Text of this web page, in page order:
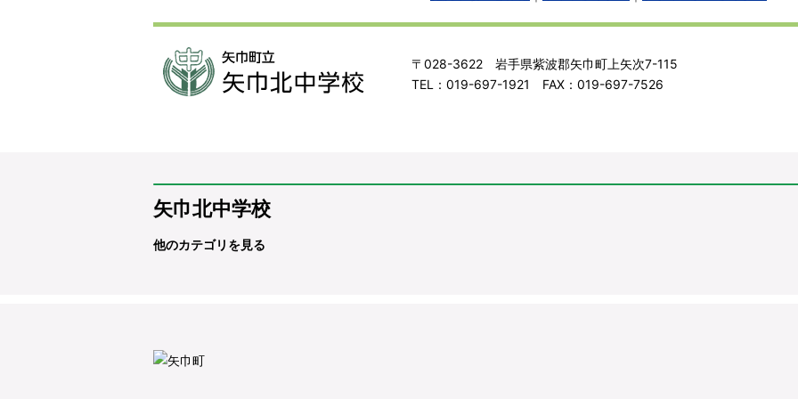
〒028-3622 岩手県紫波郡矢巾町上矢次7-115
TEL：019-697-1921 FAX：019-697-7526
矢巾北中学校
他のカテゴリを見る